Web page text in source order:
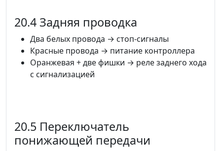
20.4 Задняя проводка
Два белых провода → стоп-сигналы
Красные провода → питание контроллера
Оранжевая + две фишки → реле заднего хода
с сигнализацией
20.5 Переключатель
понижающей передачи